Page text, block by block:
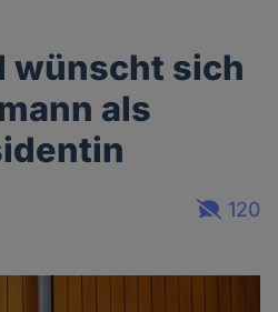
wünscht sich
als
120